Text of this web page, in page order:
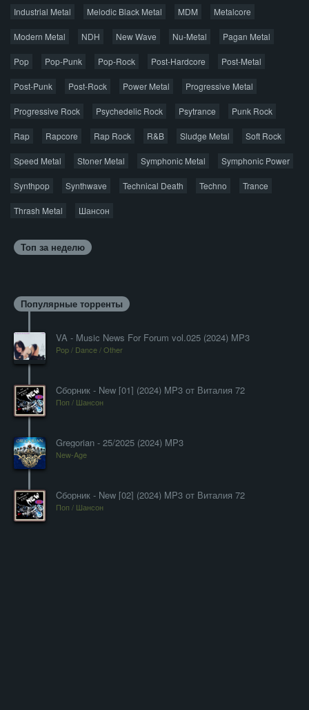
Industrial Metal Melodic Black Metal MDM Metalcore
Modern Metal NDH New Wave Nu-Metal Pagan Metal
Pop Pop-Punk Pop-Rock Post-Hardcore Post-Metal
Post-Punk Post-Rock Power Metal Progressive Metal
Progressive Rock Psychedelic Rock Psytrance Punk Rock
Rap Rapcore Rap Rock R&B Sludge Metal Soft Rock
Speed Metal Stoner Metal Symphonic Metal Symphonic Power
Synthpop Synthwave Technical Death Techno Trance
Thrash Metal Шансон
Топ за неделю
Популярные торренты
VA - Music News For Forum vol.025 (2024) MP3
Pop / Dance / Other
Cборник - New [01] (2024) MP3 от Виталия 72
Поп / Шансон
Gregorian - 25/2025 (2024) MP3
New-Age
Cборник - New [02] (2024) MP3 от Виталия 72
Поп / Шансон
Весь материал выложен для ознакомления, после
лицензионную копию.